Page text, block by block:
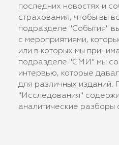
последних новостях и
страхования, чтобы вы
подразделе "События"
с мероприятиями,
или в которых мы
подразделе "СМИ" мы
интервью, которые
для различных изданий.
"Исследования"
аналитические разборы